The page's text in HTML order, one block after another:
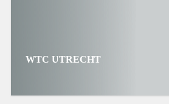
WTC UTRECHT